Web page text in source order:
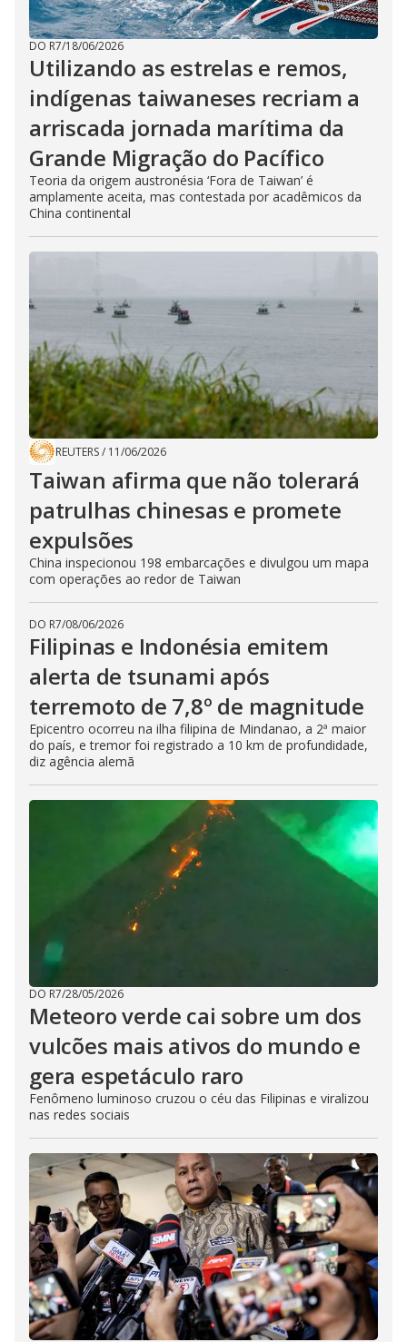
DO R7/18/06/2026
Utilizando as estrelas e remos,
indígenas taiwaneses recriam a
arriscada jornada marítima da
Grande Migração do Pacífico
Teoria da origem austronésia ‘Fora de Taiwan’ é
amplamente aceita, mas contestada por acadêmicos da
China continental
REUTERS/ 11/06/2026
Taiwan afirma que não tolerará
patrulhas chinesas e promete
expulsões
China inspecionou 198 embarcações e divulgou um mapa
com operações ao redor de Taiwan
DO R7/08/06/2026
Filipinas e Indonésia emitem
alerta de tsunami após
terremoto de 7,8º de magnitude
Epicentro ocorreu na ilha filipina de Mindanao, a 2ª maior
do país, e tremor foi registrado a 10 km de profundidade,
diz agência alemã
DO R7/28/05/2026
Meteoro verde cai sobre um dos
vulcões mais ativos do mundo e
gera espetáculo raro
Fenômeno luminoso cruzou o céu das Filipinas e viralizou
nas redes sociais